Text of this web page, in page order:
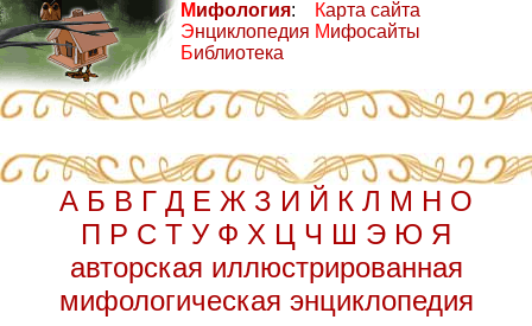
Мифология:
Энциклопедия
Библиотека
Карта сайта
Мифосайты
А Б В Г Д Е Ж З И Й К Л М Н О
П Р С Т У Ф Х Ц Ч Ш Э Ю Я
авторская иллюстрированная
мифологическая энциклопедия